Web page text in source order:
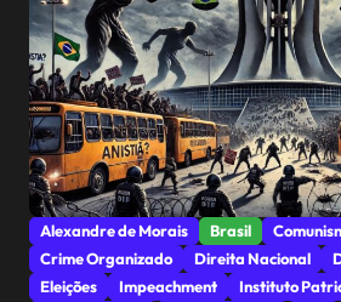
Alexandre de Morais Brasil
Crime Organizado
Direita Nacional
Eleições
Impeachment Instituto